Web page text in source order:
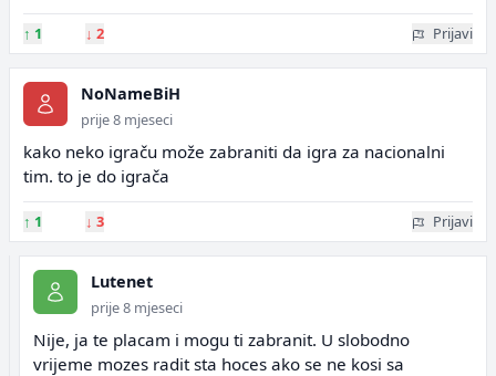
↑ 1 ↓ 2 Prijavi
NoNameBiH
prije 8 mjeseci
kako neko igraču može zabraniti da igra za nacionalni
tim. to je do igrača
↑ 1 ↓ 3 Prijavi
Lutenet
prije 8 mjeseci
Nije, ja te placam i mogu ti zabranit. U slobodno
vrijeme mozes radit sta hoces ako se ne kosi sa